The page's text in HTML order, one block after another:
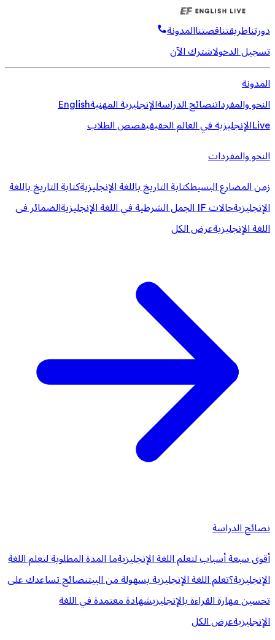
دورتناطريقتناقصتناالمدونة
تسجيل الدخولاشترك الآن
المدونة
النحو والمفرداتنصائح الدراسةالإنجليزية المهنيةEnglish
Liveالإنجليزية في العالم الحقيقيقصص الطلاب
النحو والمفردات
زمن المضارع البسيطكتابة التاريخ باللغة الإنجليزيةكتابة التاريخ باللغة
الإنجليزيةحالات IF الجمل الشرطية في اللغة الإنجليزية
الضمائر فى
اللغة الإنجليزيةعرض الكل
نصائح الدراسة
أقوى سبعة أسباب لتعلم اللغة الإنجليزيةما المدة المطلوبة لتعلم اللغة
الإنجليزية؟تعلم اللغة الإنجليزية بسهولة من البيتنصائح تساعدك على
تحسين مهارة القراءة بالإنجليزيشهادة معتمدة في اللغة
الإنجليزيةعرض الكل